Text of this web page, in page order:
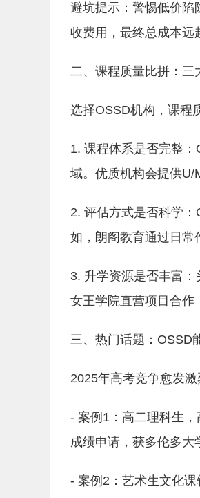
避坑提示：警惕低价陷
收费用，最终总成本远
二、课程质量比拼：三
选择OSSD机构，课程
1. 课程体系是否完整
域。优质机构会提供U/
2. 评估方式是否科学：
如，朗阁教育通过日常
3. 升学资源是否丰富
女王学院直营项目合作
三、热门话题：OSSD
2025年高考竞争愈发
- 案例1：高二理科生
成绩申请，获多伦多大
- 案例2：艺术生文化